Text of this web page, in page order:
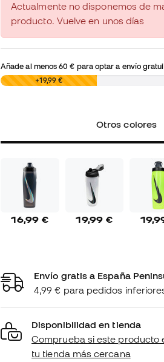
Actualmente no disponemos de
producto. Vuelve en unos días
Añade al menos60 € para optar a envío
0,00 € +19,99 €
Otros colores
16,99 € 19,99 €
Envío gratis a España
4,99 € para pedidos
Disponibilidad en tienda
Comprueba si este producto
tu tienda más cercana